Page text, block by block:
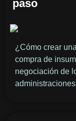
paso
¿Cómo crear
compra de
negociación de